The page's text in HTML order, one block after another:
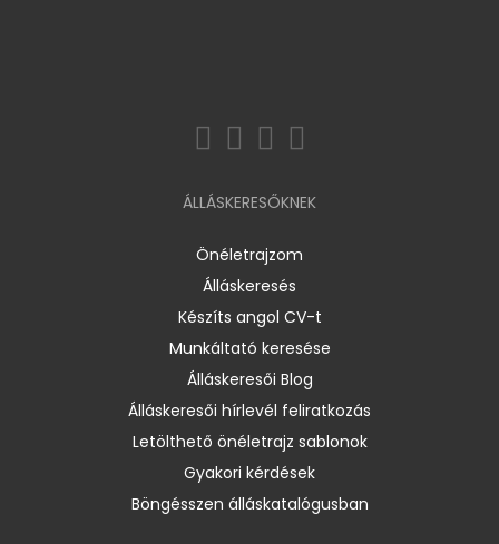
ÁLLÁSKERESŐKNEK
Önéletrajzom
Álláskeresés
Készíts angol CV-t
Munkáltató keresése
Álláskeresői Blog
Álláskeresői hírlevél feliratkozás
Letölthető önéletrajz sablonok
Gyakori kérdések
Böngésszen álláskatalógusban